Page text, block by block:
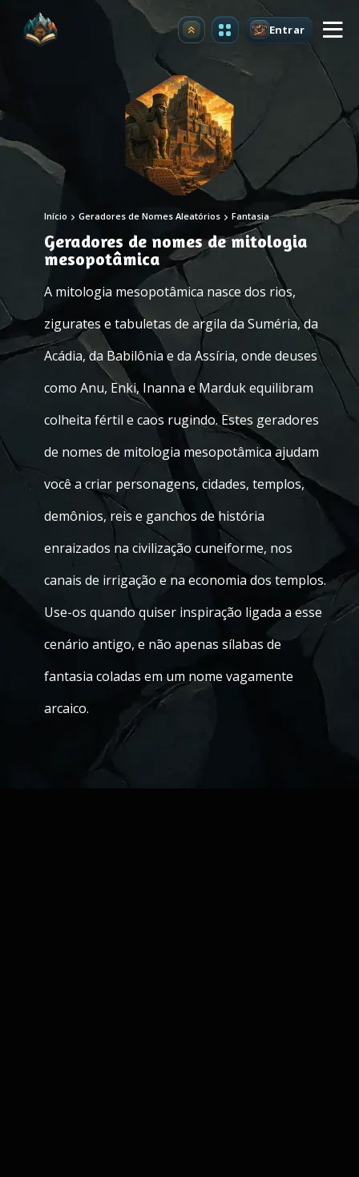
Atualizar Entrar
Início Geradores de Nomes Aleatórios Fantasia
Geradores de nomes de mitologia
mesopotâmica
A mitologia mesopotâmica nasce dos rios,
zigurates e tabuletas de argila da Suméria, da
Acádia, da Babilônia e da Assíria, onde deuses
como Anu, Enki, Inanna e Marduk equilibram
colheita fértil e caos rugindo. Estes geradores
de nomes de mitologia mesopotâmica ajudam
você a criar personagens, cidades, templos,
demônios, reis e ganchos de história
enraizados na civilização cuneiforme, nos
canais de irrigação e na economia dos templos.
Use-os quando quiser inspiração ligada a esse
cenário antigo, e não apenas sílabas de
fantasia coladas em um nome vagamente
arcaico.